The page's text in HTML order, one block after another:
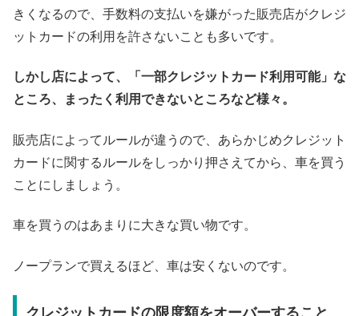
きくなるので、手数料の支払いを嫌がった販売店がクレジ
ットカードの利用を許さないことも多いです。
しかし店によって、「一部クレジットカード利用可能」な
ところ、まったく利用できないところなど様々。
販売店によってルールが違うので、あらかじめクレジット
カードに関するルールをしっかり押さえてから、車を買う
ことにしましょう。
車を買うのはあまりに大きな買い物です。
ノープランで買えるほど、車は安くないのです。
クレジットカードの限度額をオーバーすること